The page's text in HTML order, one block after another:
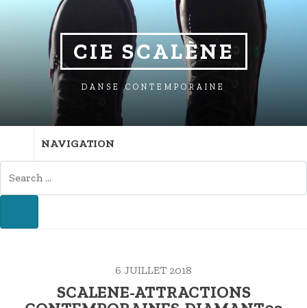
NAVIGATION
CONTENT
CIE SCALÈNE
DANSE CONTEMPORAINE
NAVIGATION
FOR:
6 JUILLET 2018
SCALENE-ATTRACTIONS